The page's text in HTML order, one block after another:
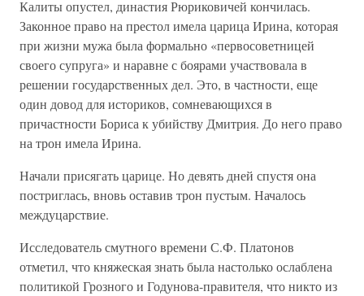
Калиты опустел, династия Рюриковичей кончилась.
Законное право на престол имела царица Ирина, которая
при жизни мужа была формально «первосоветницей
своего супруга» и наравне с боярами участвовала в
решении государственных дел. Это, в частности, еще
один довод для историков, сомневающихся в
причастности Бориса к убийству Дмитрия. До него право
на трон имела Ирина.
Начали присягать царице. Но девять дней спустя она
постриглась, вновь оставив трон пустым. Началось
междуцарствие.
Исследователь смутного времени С.Ф. Платонов
отметил, что княжеская знать была настолько ослаблена
политикой Грозного и Годунова-правителя, что никто из